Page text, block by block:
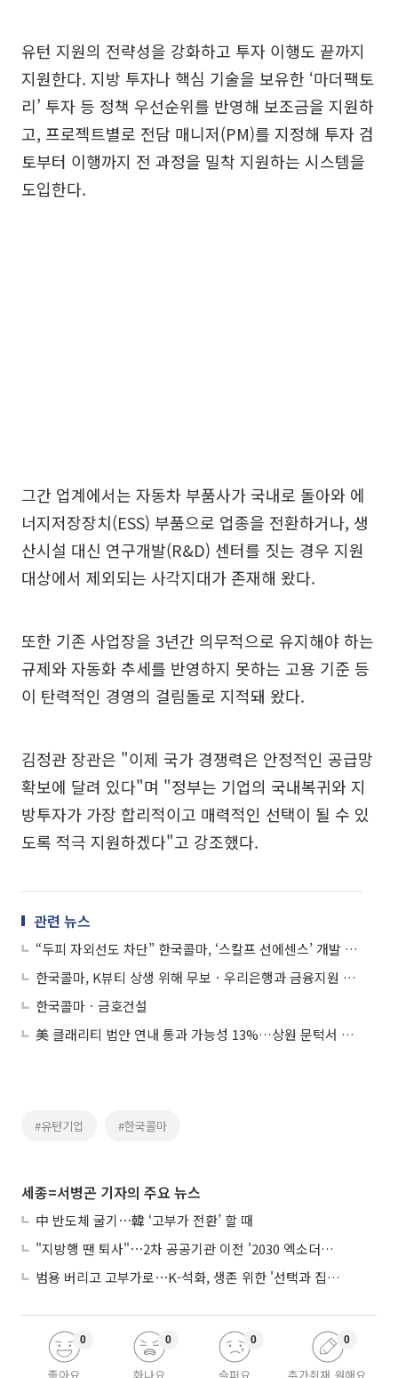
유턴 지원의 전략성을 강화하고 투자 이행도 끝까지
지원한다. 지방 투자나 핵심 기술을 보유한 ‘마더팩토
리’ 투자 등 정책 우선순위를 반영해 보조금을 지원하
고, 프로젝트별로 전담 매니저(PM)를 지정해 투자 검
토부터 이행까지 전 과정을 밀착 지원하는 시스템을
도입한다.
그간 업계에서는 자동차 부품사가 국내로 돌아와 에
너지저장장치(ESS) 부품으로 업종을 전환하거나, 생
산시설 대신 연구개발(R&D) 센터를 짓는 경우 지원
대상에서 제외되는 사각지대가 존재해 왔다.
또한 기존 사업장을 3년간 의무적으로 유지해야 하는
규제와 자동화 추세를 반영하지 못하는 고용 기준 등
이 탄력적인 경영의 걸림돌로 지적돼 왔다.
김정관 장관은 "이제 국가 경쟁력은 안정적인 공급망
확보에 달려 있다"며 "정부는 기업의 국내복귀와 지
방투자가 가장 합리적이고 매력적인 선택이 될 수 있
도록 적극 지원하겠다"고 강조했다.
관련 뉴스
“두피 자외선도 차단” 한국콜마, ‘스칼프 선에센스’ 개발 성공
한국콜마, K뷰티 상생 위해 무보ㆍ우리은행과 금융지원 맞손
한국콜마ㆍ금호건설
美 클래리티 법안 연내 통과 가능성 13%…상원 문턱서 제동
#유턴기업 #한국콜마
세종=서병곤 기자의 주요 뉴스
中 반도체 굴기⋯韓 ‘고부가 전환’ 할 때
"지방행 땐 퇴사"⋯2차 공공기관 이전 '2030 엑소더스' 뇌관
범용 버리고 고부가로⋯K-석화, 생존 위한 '선택과 집중'
좋아요
0
화나요
0
슬퍼요
0
추가취재 원해요
0